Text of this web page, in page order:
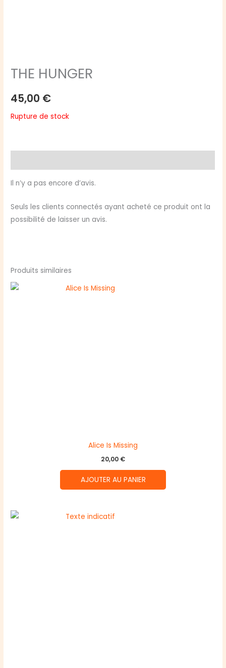
THE HUNGER
45,00 €
Rupture de stock
Il n’y a pas encore d’avis.
Seuls les clients connectés ayant acheté ce produit ont la
possibilité de laisser un avis.
Produits similaires
Alice Is Missing
20,00 €
AJOUTER AU PANIER